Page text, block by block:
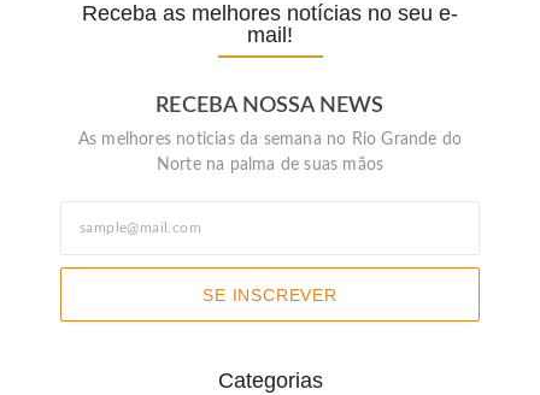
Receba as melhores notícias no seu e-
mail!
RECEBA NOSSA NEWS
As melhores noticias da semana no Rio Grande do
Norte na palma de suas mãos
SE INSCREVER
Categorias